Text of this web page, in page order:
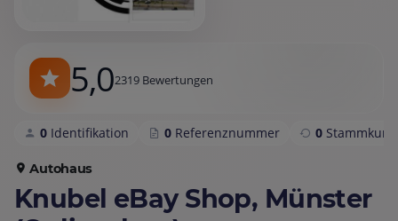
5,02319 Bewertungen
0 Identifikation 0 Referenznummer 0
Autohaus
Knubel eBay Shop, Münster